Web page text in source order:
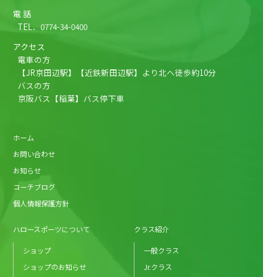
電 話
TEL．0774-34-0400
アクセス
電車の方
【JR京田辺駅】【近鉄新田辺駅】より北へ徒歩約10分
バスの方
京阪バス【稲葉】バス停下車
ホーム
お問い合わせ
お知らせ
コーチブログ
個人情報保護方針
ハロースポーツについて
ショップ
ショップのお知らせ
クラス紹介
一般クラス
Jr.クラス